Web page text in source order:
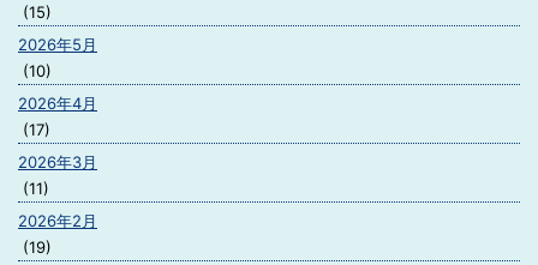
(15)
2026年5月
(10)
2026年4月
(17)
2026年3月
(11)
2026年2月
(19)